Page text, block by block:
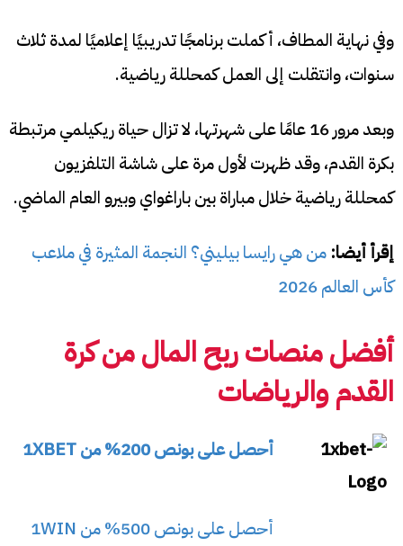
وفي نهاية المطاف، أكملت برنامجًا تدريبيًا إعلاميًا لمدة ثلاث
سنوات، وانتقلت إلى العمل كمحللة رياضية.
وبعد مرور 16 عامًا على شهرتها، لا تزال حياة ريكيلمي مرتبطة
بكرة القدم، وقد ظهرت لأول مرة على شاشة التلفزيون
كمحللة رياضية خلال مباراة بين باراغواي وبيرو العام الماضي.
إقرأ أيضا: من هي رايسا بيليني؟ النجمة المثيرة في ملاعب
كأس العالم 2026
أفضل منصات ربح المال من كرة
القدم والرياضات
أحصل على بونص 200% من 1XBET
أحصل على بونص 500% من 1WIN